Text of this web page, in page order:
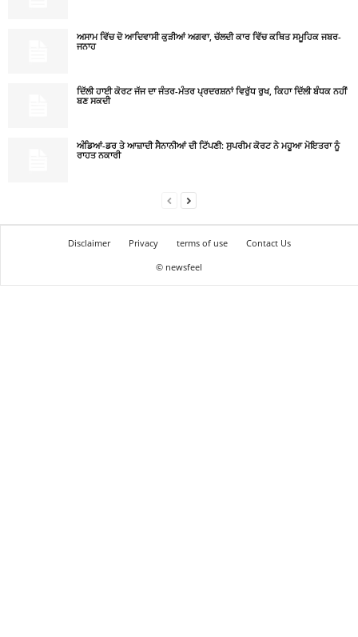
ਅਸਾਮ ਵਿੱਚ ਦੋ ਆਦਿਵਾਸੀ ਕੁੜੀਆਂ ਅਗਵਾ, ਚੱਲਦੀ ਕਾਰ ਵਿੱਚ ਕਥਿਤ ਸਮੂਹਿਕ ਜਬਰ-
ਜਨਾਹ
ਦਿੱਲੀ ਹਾਈ ਕੋਰਟ ਜੱਜ ਦਾ ਜੰਤਰ-ਮੰਤਰ ਪ੍ਰਦਰਸ਼ਨਾਂ ਵਿਰੁੱਧ ਰੁਖ, ਕਿਹਾ ਦਿੱਲੀ ਬੰਧਕ ਨਹੀਂ
ਬਣ ਸਕਦੀ
ਅੰਡਿਆਂ-ਡਰ ਤੇ ਆਜ਼ਾਦੀ ਸੈਨਾਨੀਆਂ ਦੀ ਟਿੱਪਣੀ: ਸੁਪਰੀਮ ਕੋਰਟ ਨੇ ਮਹੂਆ ਮੋਇਤਰਾ ਨੂੰ
ਰਾਹਤ ਨਕਾਰੀ
Disclaimer Privacy terms of use
Contact Us
© newsfeel